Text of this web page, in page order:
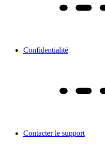
Confidentialité
Contacter le support